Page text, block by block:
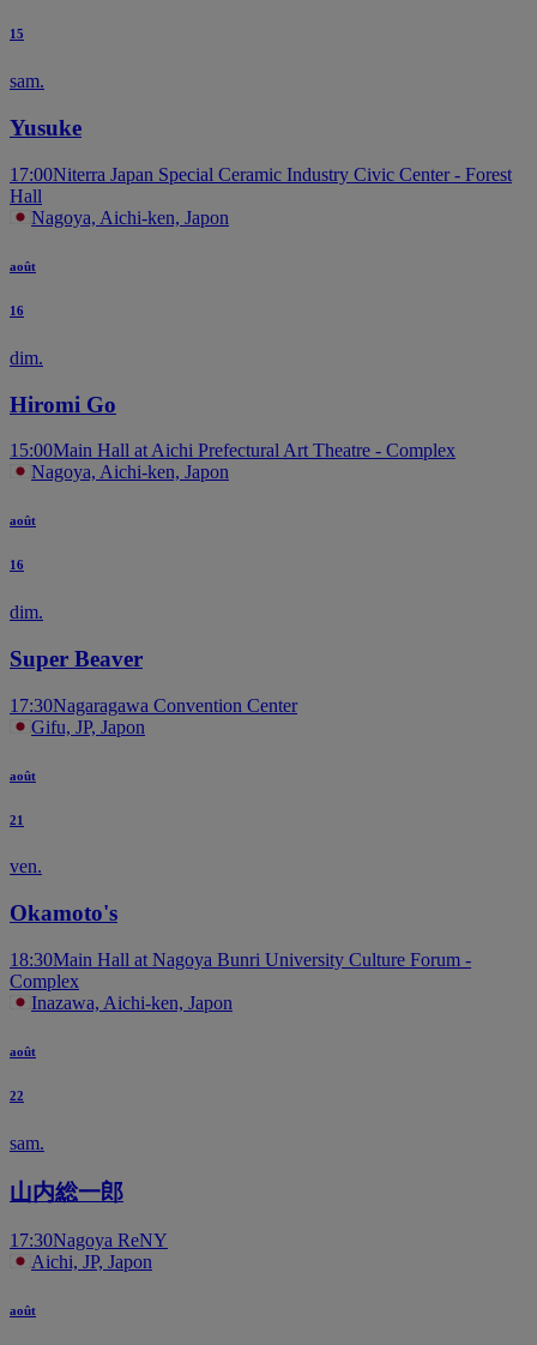
15
sam.
Yusuke
17:00Niterra Japan Special Ceramic Industry Civic Center - Forest
Hall
Nagoya, Aichi-ken, Japon
août
16
dim.
Hiromi Go
15:00Main Hall at Aichi Prefectural Art Theatre - Complex
Nagoya, Aichi-ken, Japon
août
16
dim.
Super Beaver
17:30Nagaragawa Convention Center
Gifu, JP, Japon
août
21
ven.
Okamoto's
18:30Main Hall at Nagoya Bunri University Culture Forum -
Complex
Inazawa, Aichi-ken, Japon
août
22
sam.
山内総一郎
17:30Nagoya ReNY
Aichi, JP, Japon
août